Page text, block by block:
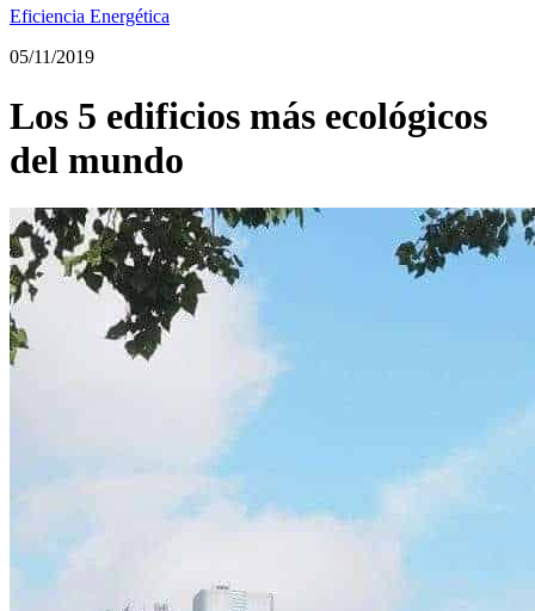
Eficiencia Energética
05/11/2019
Los 5 edificios más ecológicos
del mundo